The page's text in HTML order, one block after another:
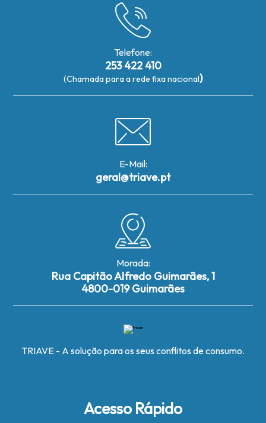
Telefone:
253 422 410
(Chamada para a rede fixa nacional)
E-Mail:
geral@triave.pt
Morada:
Rua Capitão Alfredo Guimarães, 1
4800-019 Guimarães
TRIAVE - A solução para os seus conflitos de consumo.
Acesso Rápido